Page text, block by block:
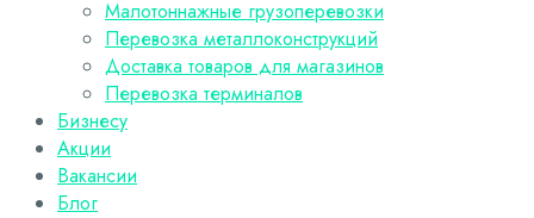
Малотоннажные грузоперевозки
Перевозка металлоконструкций
Доставка товаров для магазинов
Перевозка терминалов
Бизнесу
Акции
Вакансии
Блог